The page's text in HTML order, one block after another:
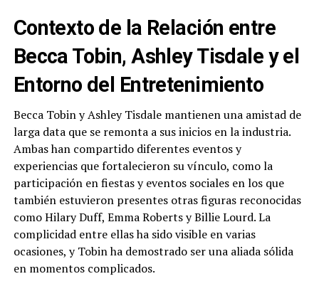
Contexto de la Relación entre
Becca Tobin, Ashley Tisdale y el
Entorno del Entretenimiento
Becca Tobin y Ashley Tisdale mantienen una amistad de
larga data que se remonta a sus inicios en la industria.
Ambas han compartido diferentes eventos y
experiencias que fortalecieron su vínculo, como la
participación en fiestas y eventos sociales en los que
también estuvieron presentes otras figuras reconocidas
como Hilary Duff, Emma Roberts y Billie Lourd. La
complicidad entre ellas ha sido visible en varias
ocasiones, y Tobin ha demostrado ser una aliada sólida
en momentos complicados.